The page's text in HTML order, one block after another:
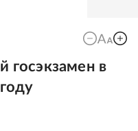
госэкзамен в